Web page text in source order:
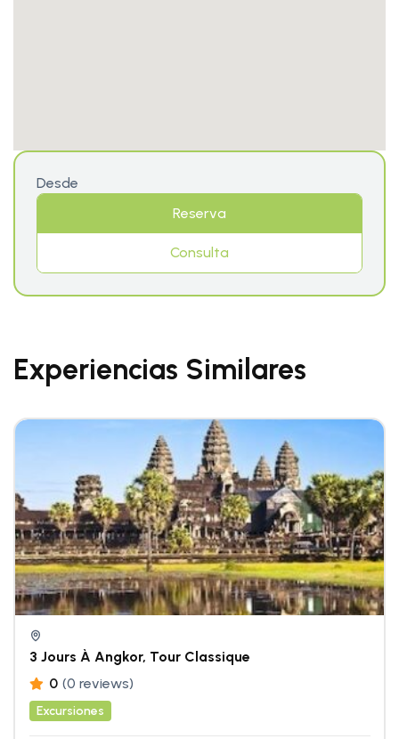
Desde
Reserva
Consulta
Experiencias Similares
3 Jours À Angkor, Tour Classique
0 (0 reviews)
Excursiones